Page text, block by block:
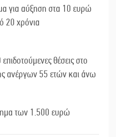
για αύξηση στα 10 ευρώ
20 χρόνια
θέσεις στο
ανέργων 55 ετών και άνω
των 1.500 ευρώ